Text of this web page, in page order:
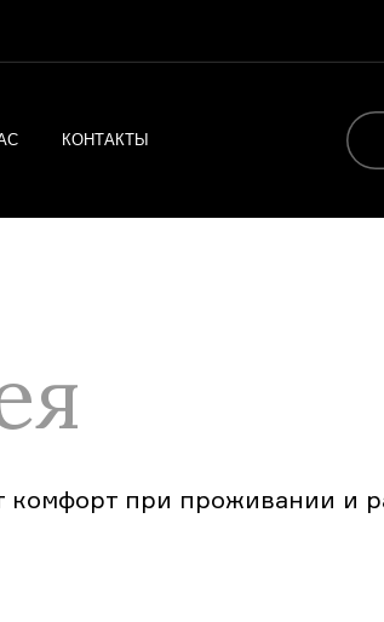
КОНТАКТЫ
комфорт при проживании и